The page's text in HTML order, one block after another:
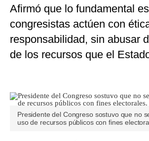
Afirmó que lo fundamental
congresistas actúen con
responsabilidad, sin abusar
de los recursos que el
Presidente del Congreso sostuvo que no
uso de recursos públicos con fines